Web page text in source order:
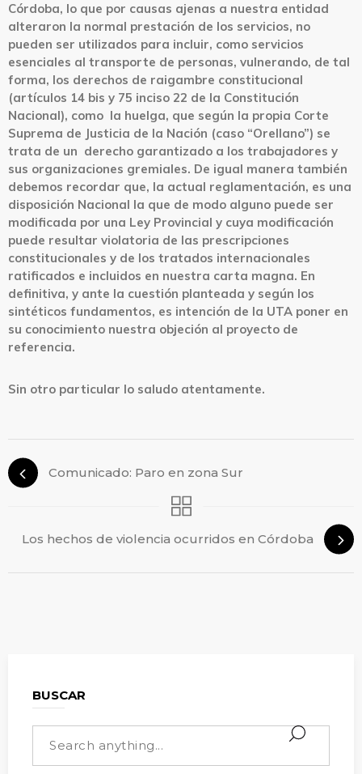
Córdoba, lo que por causas ajenas a nuestra entidad
alteraron la normal prestación de los servicios, no
pueden ser utilizados para incluir, como servicios
esenciales al transporte de personas, vulnerando, de tal
forma, los derechos de raigambre constitucional
(artículos 14 bis y 75 inciso 22 de la Constitución
Nacional), como la huelga, que según la propia Corte
Suprema de Justicia de la Nación (caso “Orellano”) se
trata de un derecho garantizado a los trabajadores y
sus organizaciones gremiales. De igual manera también
debemos recordar que, la actual reglamentación, es una
disposición Nacional la que de modo alguno puede ser
modificada por una Ley Provincial y cuya modificación
puede resultar violatoria de las prescripciones
constitucionales y de los tratados internacionales
ratificados e incluidos en nuestra carta magna. En
definitiva, y ante la cuestión planteada y según los
sintéticos fundamentos, es intención de la UTA poner en
su conocimiento nuestra objeción al proyecto de
referencia.
Sin otro particular lo saludo atentamente.
Comunicado: Paro en zona Sur
Los hechos de violencia ocurridos en Córdoba
BUSCAR